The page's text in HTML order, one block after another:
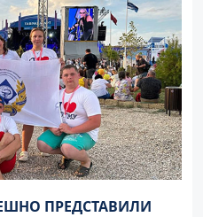
ПРЕДСТАВИЛИ